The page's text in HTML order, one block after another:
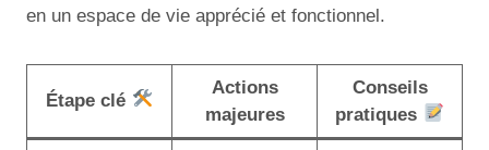
en un espace de vie apprécié et fonctionnel.
Étape clé
Actions
majeures
Conseils
pratiques